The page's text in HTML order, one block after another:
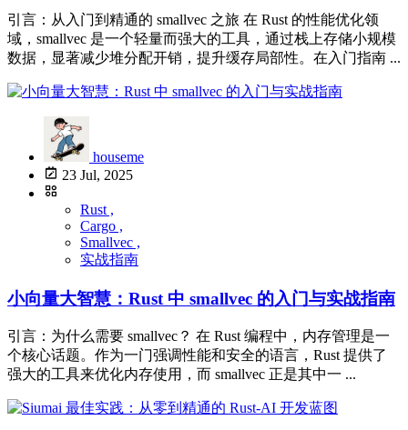
引言：从入门到精通的 smallvec 之旅 在 Rust 的性能优化领
域，smallvec 是一个轻量而强大的工具，通过栈上存储小规模
数据，显著减少堆分配开销，提升缓存局部性。在入门指南 ...
houseme
23 Jul, 2025
Rust ,
Cargo ,
Smallvec ,
实战指南
小向量大智慧：Rust 中 smallvec 的入门与实战指南
引言：为什么需要 smallvec？ 在 Rust 编程中，内存管理是一
个核心话题。作为一门强调性能和安全的语言，Rust 提供了
强大的工具来优化内存使用，而 smallvec 正是其中一 ...